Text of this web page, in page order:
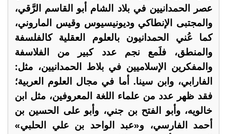
عصر الحمدانيين في بلاد الشام أبو القاسم الرَّقي،
والمجتبى الإنطاكي وديونيسيوس وقيس الماروني،
كما عُني الحمدانيون بالعلوم العقلية كالفلسفة
والمنطق، فلَمع نجم عدد كبير من الفلاسفة
والمفكرين الإسلاميين في بلاط الحمدانيين، مثل:
الفارابي، وابن سينا. أما في مجال العلوم العربية؛
فقد ظهر عدد من علماء اللغة المعروفين، مثل ابن
خالويه، وأبو الفتح بن جني، وأبو على الحسين بن
أحمد الفارسي، و«عبد الواحد بن علي الحلبي»